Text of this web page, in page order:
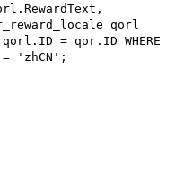
qorl
qorl.ID = qor.ID WHERE
'zhCN' ;